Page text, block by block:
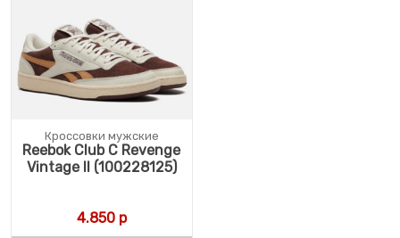
Кроссовки мужские
Reebok Club C Revenge
Vintage II (100228125)
4.850р